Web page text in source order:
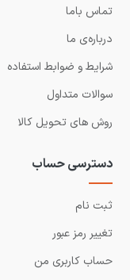
تماس باما
درباره‌ی ما
شرایط و ضوابط استفاده
سوالات متداول
روش های تحویل کالا
دسترسی حساب
ثبت نام
تغییر رمز عبور
حساب کاربری من